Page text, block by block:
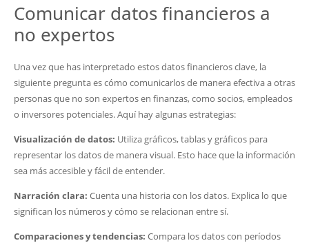
Comunicar datos financieros a
no expertos
Una vez que has interpretado estos datos financieros clave, la
siguiente pregunta es cómo comunicarlos de manera efectiva a otras
personas que no son expertos en finanzas, como socios, empleados
o inversores potenciales. Aquí hay algunas estrategias:
Visualización de datos: Utiliza gráficos, tablas y gráficos para
representar los datos de manera visual. Esto hace que la información
sea más accesible y fácil de entender.
Narración clara: Cuenta una historia con los datos. Explica lo que
significan los números y cómo se relacionan entre sí.
Comparaciones y tendencias: Compara los datos con períodos